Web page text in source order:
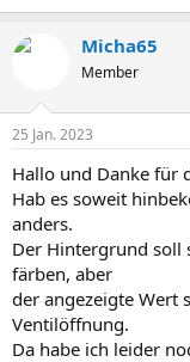
Micha65
Member
25 Jan. 2023
Hallo und Danke für
Hab es soweit
anders.
Der Hintergrund soll
färben, aber
der angezeigte Wert
Ventilöffnung.
Da habe ich leider